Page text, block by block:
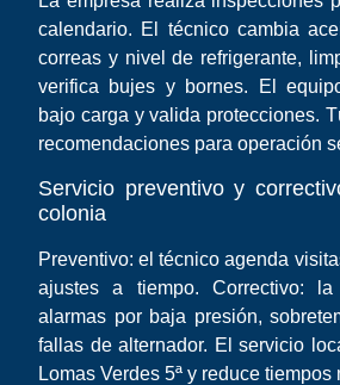
calendario. El técnico cambia
correas y nivel de refrigerante,
verifica bujes y bornes. El
bajo carga y valida protecciones.
recomendaciones para operación
Servicio preventivo y
colonia
Preventivo: el técnico agenda
ajustes a tiempo. Correctivo:
alarmas por baja presión,
fallas de alternador. El servicio
Lomas Verdes 5ª y reduce tiempos